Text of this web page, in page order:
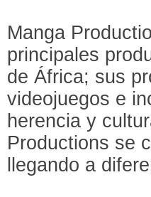
Manga
principales
de África; sus
videojuegos e
herencia y
Productions se
llegando a